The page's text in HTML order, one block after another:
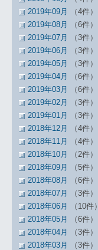
2019年09月
（4件）
2019年08月
（6件）
2019年07月
（3件）
2019年06月
（3件）
2019年05月
（3件）
2019年04月
（6件）
2019年03月
（6件）
2019年02月
（3件）
2019年01月
（3件）
2018年12月
（4件）
2018年11月
（4件）
2018年10月
（2件）
2018年09月
（5件）
2018年08月
（6件）
2018年07月
（3件）
2018年06月
（10件）
2018年05月
（6件）
2018年04月
（3件）
2018年03月
（3件）